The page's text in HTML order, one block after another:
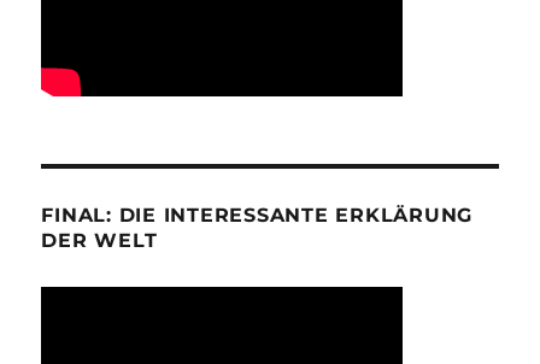
FINAL: DIE INTERESSANTE ERKLÄRUNG
DER WELT